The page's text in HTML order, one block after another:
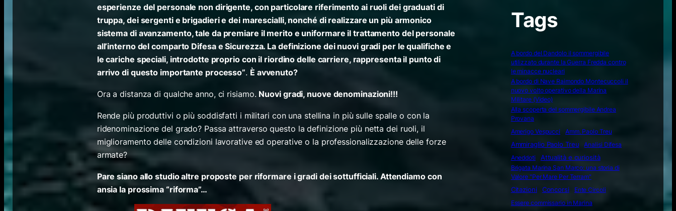
esperienze del personale non dirigente, con particolare riferimento ai ruoli dei graduati di
truppa, dei sergenti e brigadieri e dei marescialli, nonché di realizzare un più armonico
sistema di avanzamento, tale da premiare il merito e uniformare il trattamento del personale
all’interno del comparto Difesa e Sicurezza. La definizione dei nuovi gradi per le qualifiche e
le cariche speciali, introdotte proprio con il riordino delle carriere, rappresenta il punto di
arrivo di questo importante processo”. È avvenuto?
Ora a distanza di qualche anno, ci risiamo. Nuovi gradi, nuove denominazioni!!!
Rende più produttivi o più soddisfatti i militari con una stellina in più sulle spalle o con la
ridenominazione del grado? Passa attraverso questo la definizione più netta dei ruoli, il
miglioramento delle condizioni lavorative ed operative o la professionalizzazione delle forze
armate?
Pare siano allo studio altre proposte per riformare i gradi dei sottufficiali. Attendiamo con
ansia la prossima “riforma”…
Tags
A bordo del Dandolo il sommergibile
utilizzato durante la Guerra Fredda contro
le minacce nucleari
A bordo di Nave Raimondo Montecuccoli il
nuovo volto operativo della Marina
Militare (Video)
Alla scoperta del sommergibile Andrea
Provana
Amerigo Vespucci
Amm. Paolo Treu
Ammiraglio Paolo Treu
Analisi Difesa
Aneddoti
Attualità e curiosità
Brigata Marina San Marco: una storia di
Valore "Per Mare Per Terram"
Citazioni
Concorsi
Ente Circoli
Essere commissario in Marina